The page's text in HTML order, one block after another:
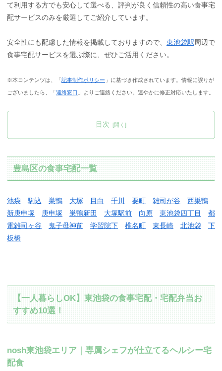
て利用する方でも安心して選べる、評判が良く信頼性の高い食事宅
配サービスのみを厳選してご紹介しています。
安全性にも配慮した情報を掲載しておりますので、 東池袋駅 周辺で
食事宅配サービスを選ぶ際に、ぜひご活用ください。
※本コンテンツは、「記事制作ポリシー 」に基づき作成されています。情報に誤りが
ございましたら、「連絡窓口 」よりご連絡ください。速やかに修正対応いたします。
目次
豊島区の食事宅配一覧
池袋 駒込 巣鴨 大塚 目白 千川 要町 雑司が谷
西巣鴨
新庚申塚
庚申塚 巣鴨新田 大塚駅前 向原 東池袋四丁目
都
電雑司ヶ谷
鬼子母神前 学習院下 椎名町 東長崎 北池袋
下
板橋
【一人暮らしOK】東池袋の食事宅配・宅配弁当お
すすめ10選！
nosh東池袋エリア｜専属シェフが仕立てるヘルシー宅
配食